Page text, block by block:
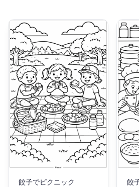
餃子でピクニック
餃